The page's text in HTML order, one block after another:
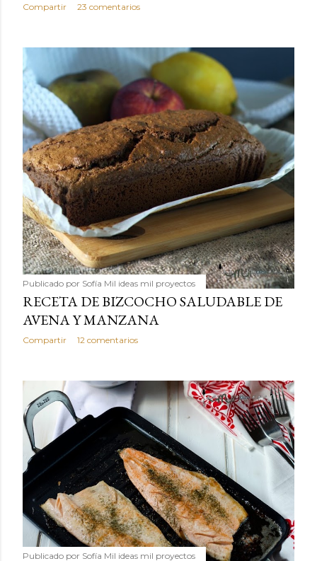
Compartir 23 comentarios
Publicado por Sofía Mil ideas mil proyectos
RECETA DE BIZCOCHO SALUDABLE DE
AVENA Y MANZANA
Compartir 12 comentarios
Publicado por Sofía Mil ideas mil proyectos